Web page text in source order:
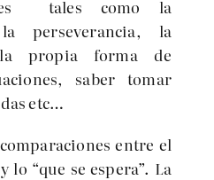
tales como la
perseverancia, la
propia forma de
saber tomar
etc…
entre el
lo “que se espera”. La